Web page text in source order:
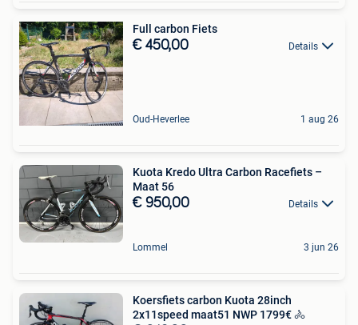
Full carbon Fiets
€ 450,00 Details
Oud-Heverlee 1 aug 26
Kuota Kredo Ultra Carbon Racefiets –
Maat 56
€ 950,00 Details
Lommel 3 jun 26
Koersfiets carbon Kuota 28inch
2x11speed maat51 NWP 1799€ 🚴